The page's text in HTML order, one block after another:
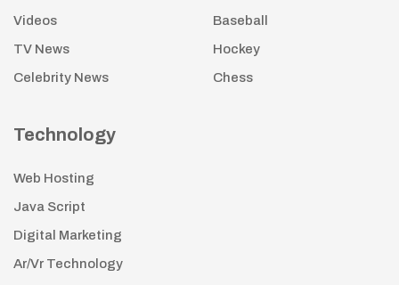
Videos
TV News
Celebrity News
Baseball
Hockey
Chess
Technology
Web Hosting
Java Script
Digital Marketing
Ar/Vr Technology